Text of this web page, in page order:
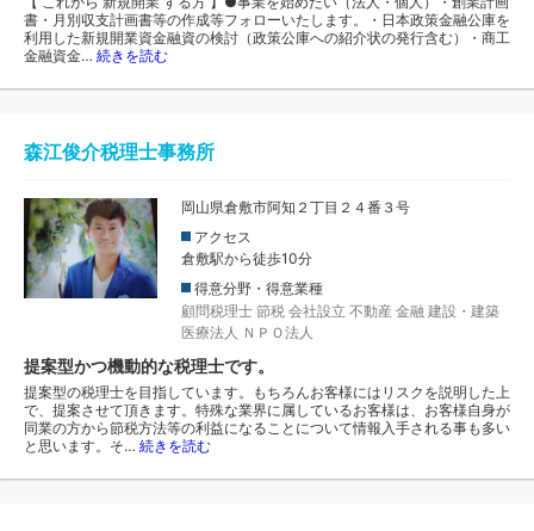
書・月別収支計画書等の作成等フォローいたします。・日本政策金融公庫を
利用した新規開業資金融資の検討（政策公庫への紹介状の発行含む）・商工
金融資金… 続きを読む
森江俊介税理士事務所
岡山県倉敷市阿知２丁目２４番３号
アクセス
倉敷駅から徒歩10分
得意分野・得意業種
顧問税理士 節税 会社設立 不動産 金融 建設・建築
医療法人 ＮＰＯ法人
提案型かつ機動的な税理士です。
提案型の税理士を目指しています。もちろんお客様にはリスクを説明した上
で、提案させて頂きます。特殊な業界に属しているお客様は、お客様自身が
同業の方から節税方法等の利益になることについて情報入手される事も多い
と思います。そ… 続きを読む